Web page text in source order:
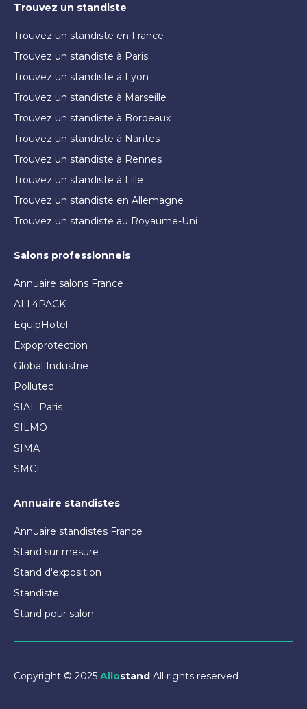
Trouvez un standiste
Trouvez un standiste en France
Trouvez un standiste à Paris
Trouvez un standiste à Lyon
Trouvez un standiste à Marseille
Trouvez un standiste à Bordeaux
Trouvez un standiste à Nantes
Trouvez un standiste à Rennes
Trouvez un standiste à Lille
Trouvez un standiste en Allemagne
Trouvez un standiste au Royaume-Uni
Salons professionnels
Annuaire salons France
ALL4PACK
EquipHotel
Expoprotection
Global Industrie
Pollutec
SIAL Paris
SILMO
SIMA
SMCL
Annuaire standistes
Annuaire standistes France
Stand sur mesure
Stand d'exposition
Standiste
Stand pour salon
Copyright © 2025 Allostand All rights reserved